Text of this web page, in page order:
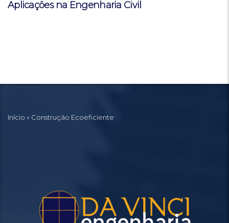
Aplicações na Engenharia Civil
Início » Construção Ecoeficiente